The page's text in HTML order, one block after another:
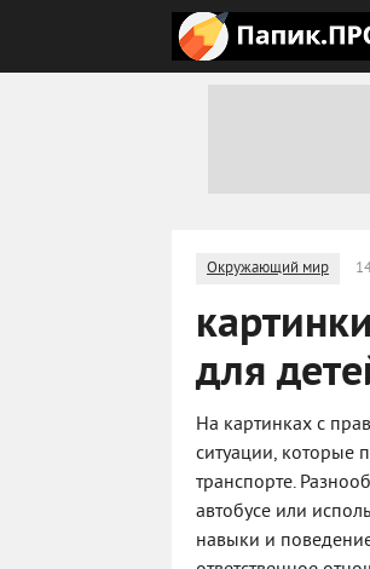
Окружающий мир
для
На картинках с
ситуации, которые
транспорте.
автобусе или
навыки и